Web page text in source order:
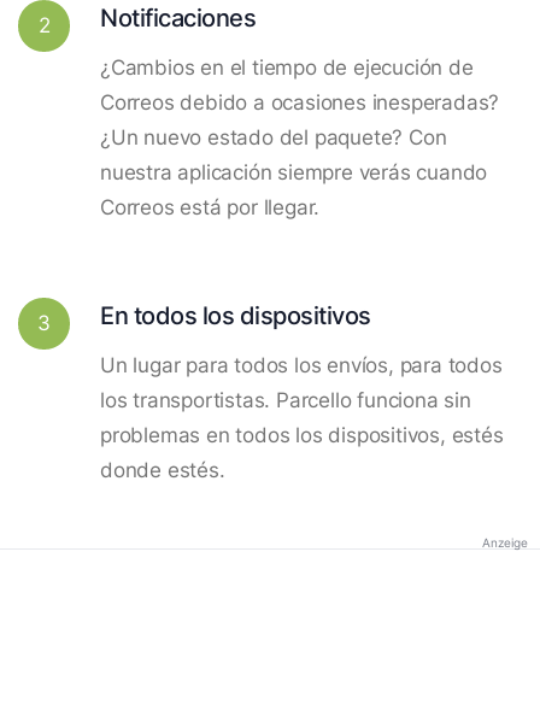
2 Notificaciones
¿Cambios en el tiempo de ejecución de
Correos debido a ocasiones inesperadas?
¿Un nuevo estado del paquete? Con
nuestra aplicación siempre verás cuando
Correos está por llegar.
3 En todos los dispositivos
Un lugar para todos los envíos, para todos
los transportistas. Parcello funciona sin
problemas en todos los dispositivos, estés
donde estés.
Anzeige